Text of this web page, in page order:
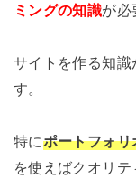
ミングの知識が必
サイトを作る知
す。
特にポートフォ
を使えばクオリ